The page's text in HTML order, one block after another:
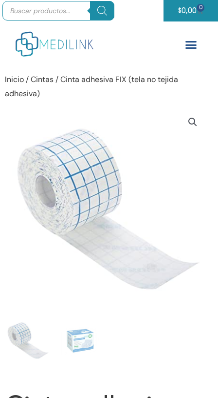
Ir
al
contenido
Búsqueda
productos
$0,00 0
Inicio/Cintas/ Cinta adhesiva FIX (tela no tejida
adhesiva)